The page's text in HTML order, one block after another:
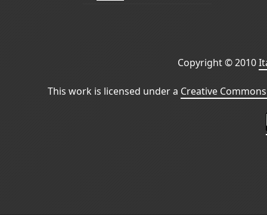
Copyright © 2010
This work is licensed under a Creative